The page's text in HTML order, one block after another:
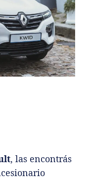
, las encontrás